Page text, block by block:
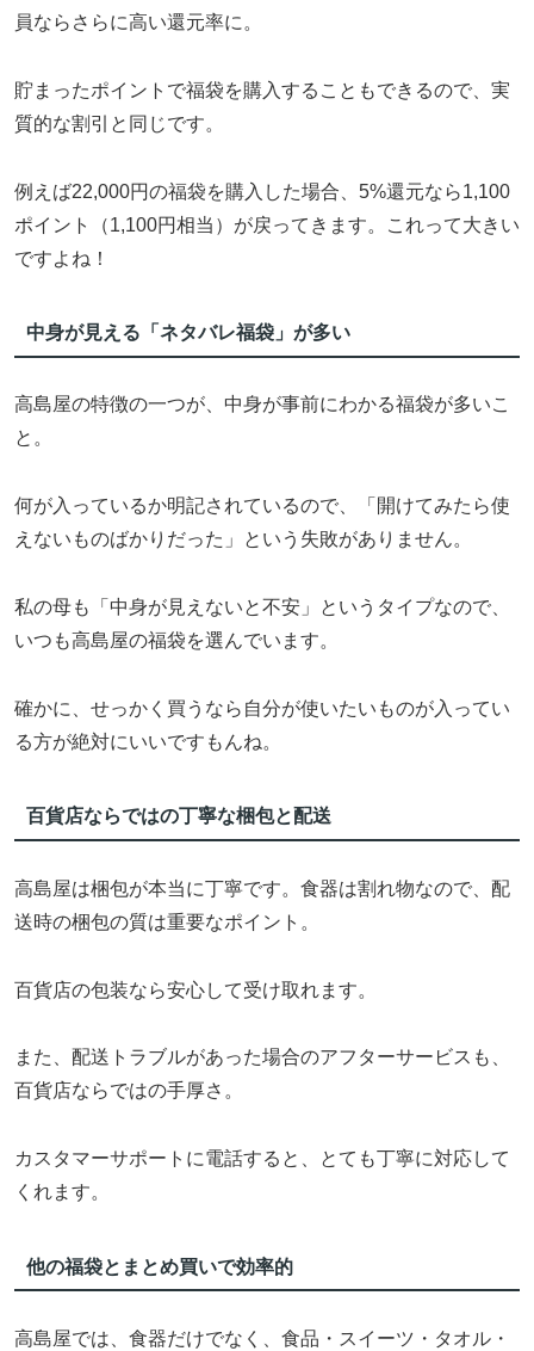
員ならさらに高い還元率に。
貯まったポイントで福袋を購入することもできるので、実
質的な割引と同じです。
例えば22,000円の福袋を購入した場合、5%還元なら1,100
ポイント（1,100円相当）が戻ってきます。これって大きい
ですよね！
中身が見える「ネタバレ福袋」が多い
高島屋の特徴の一つが、中身が事前にわかる福袋が多いこ
と。
何が入っているか明記されているので、「開けてみたら使
えないものばかりだった」という失敗がありません。
私の母も「中身が見えないと不安」というタイプなので、
いつも高島屋の福袋を選んでいます。
確かに、せっかく買うなら自分が使いたいものが入ってい
る方が絶対にいいですもんね。
百貨店ならではの丁寧な梱包と配送
高島屋は梱包が本当に丁寧です。食器は割れ物なので、配
送時の梱包の質は重要なポイント。
百貨店の包装なら安心して受け取れます。
また、配送トラブルがあった場合のアフターサービスも、
百貨店ならではの手厚さ。
カスタマーサポートに電話すると、とても丁寧に対応して
くれます。
他の福袋とまとめ買いで効率的
高島屋では、食器だけでなく、食品・スイーツ・タオル・